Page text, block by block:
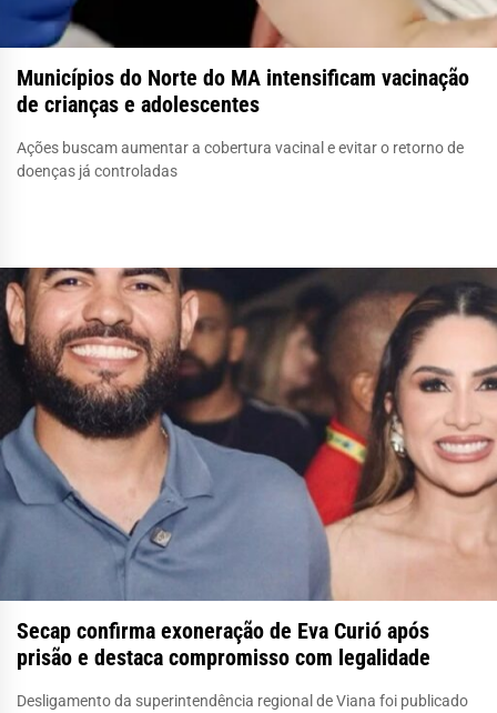
Municípios do Norte do MA intensificam vacinação
de crianças e adolescentes
Ações buscam aumentar a cobertura vacinal e evitar o retorno de
doenças já controladas
Secap confirma exoneração de Eva Curió após
prisão e destaca compromisso com legalidade
Desligamento da superintendência regional de Viana foi publicado